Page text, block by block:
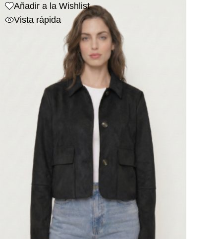
Añadir a la Wishlist
Vista rápida